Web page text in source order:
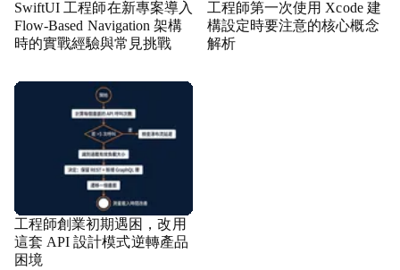
SwiftUI 工程師在新專案導入
Flow-Based Navigation 架構
時的實戰經驗與常見挑戰
工程師第一次使用 Xcode 建
構設定時要注意的核心概念
解析
工程師創業初期遇困，改用
這套 API 設計模式逆轉產品
困境